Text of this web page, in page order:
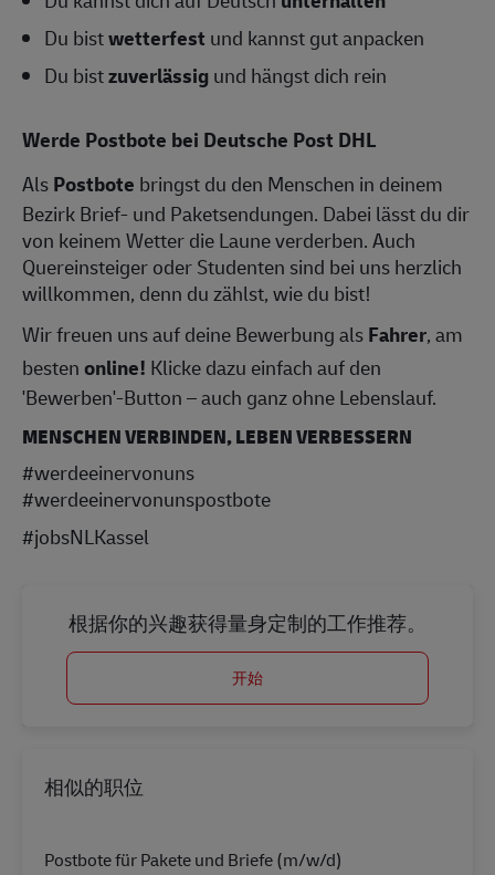
Du bistwetterfest und kannst gut anpacken
Du bistzuverlässigund hängst dich rein
Werde Postbote bei Deutsche Post DHL
AlsPostbote bringst du den Menschen in deinem
Bezirk Brief- und Paketsendungen. Dabei lässt du dir
von keinem Wetter die Laune verderben. Auch
Quereinsteiger oder Studenten sind bei uns herzlich
willkommen, denn du zählst, wie du bist!
Wir freuen uns auf deine Bewerbung alsFahrer, am
bestenonline! Klicke dazu einfach auf den
'Bewerben'-Button – auch ganz ohne Lebenslauf.
MENSCHEN VERBINDEN, LEBEN VERBESSERN
#werdeeinervonuns
#werdeeinervonunspostbote
#jobsNLKassel
根据你的兴趣获得量身定制的工作推荐。
开始
相似的职位
Postbote für Pakete und Briefe (m/w/d)